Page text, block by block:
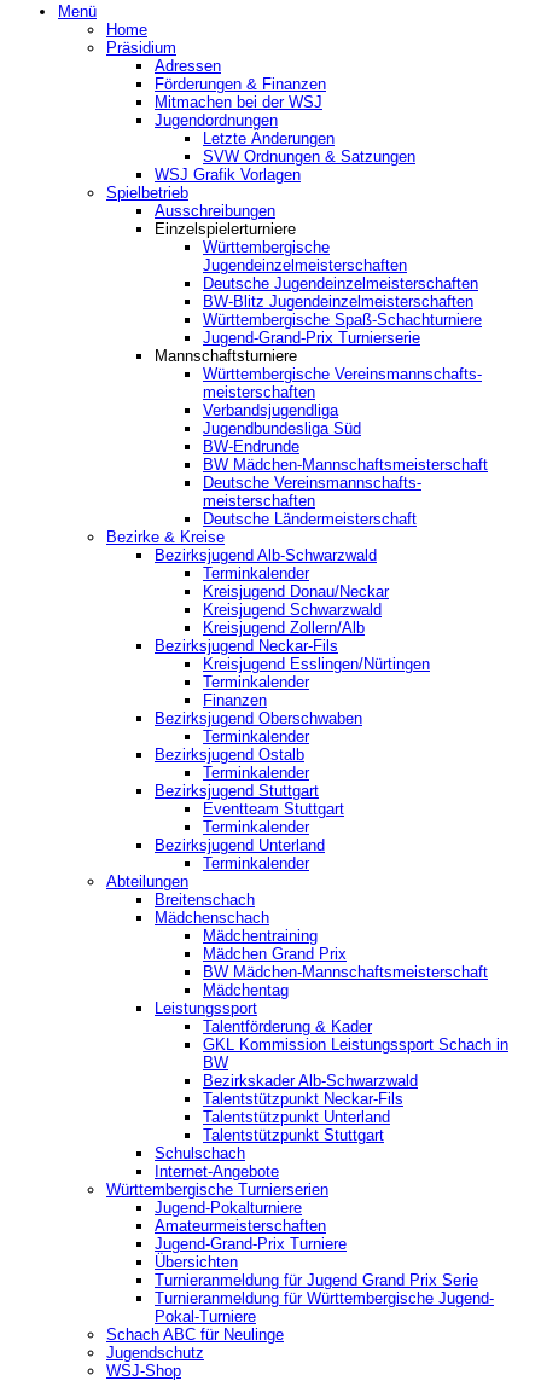
Menü
Home
Präsidium
Adressen
Förderungen & Finanzen
Mitmachen bei der WSJ
Jugendordnungen
Letzte Änderungen
SVW Ordnungen & Satzungen
WSJ Grafik Vorlagen
Spielbetrieb
Ausschreibungen
Einzelspielerturniere
Württembergische
Jugendeinzelmeisterschaften
Deutsche Jugendeinzelmeisterschaften
BW-Blitz Jugendeinzelmeisterschaften
Württembergische Spaß-Schachturniere
Jugend-Grand-Prix Turnierserie
Mannschaftsturniere
Württembergische Vereinsmannschafts-
meisterschaften
Verbandsjugendliga
Jugendbundesliga Süd
BW-Endrunde
BW Mädchen-Mannschaftsmeisterschaft
Deutsche Vereinsmannschafts-
meisterschaften
Deutsche Ländermeisterschaft
Bezirke & Kreise
Bezirksjugend Alb-Schwarzwald
Terminkalender
Kreisjugend Donau/Neckar
Kreisjugend Schwarzwald
Kreisjugend Zollern/Alb
Bezirksjugend Neckar-Fils
Kreisjugend ‎Esslingen/Nürtingen
Terminkalender
Finanzen
Bezirksjugend Oberschwaben
Terminkalender
Bezirksjugend Ostalb
Terminkalender
Bezirksjugend Stuttgart
‎Eventteam Stuttgart
Terminkalender
Bezirksjugend Unterland
Terminkalender
Abteilungen
Breitenschach
Mädchenschach
Mädchentraining
Mädchen Grand Prix
BW Mädchen-Mannschaftsmeisterschaft
Mädchentag
Leistungssport
Talentförderung & Kader
GKL Kommission Leistungssport Schach in
BW
Bezirkskader Alb-Schwarzwald
Talentstützpunkt Neckar-Fils
Talentstützpunkt Unterland
Talentstützpunkt Stuttgart
Schulschach
Internet-Angebote
Württembergische Turnierserien
Jugend-Pokalturniere
Amateurmeisterschaften
Jugend-Grand-Prix Turniere
Übersichten
Turnieranmeldung für Jugend Grand Prix Serie
Turnieranmeldung für Württembergische Jugend-
Pokal-Turniere
Schach ABC für Neulinge
Jugendschutz
WSJ-Shop